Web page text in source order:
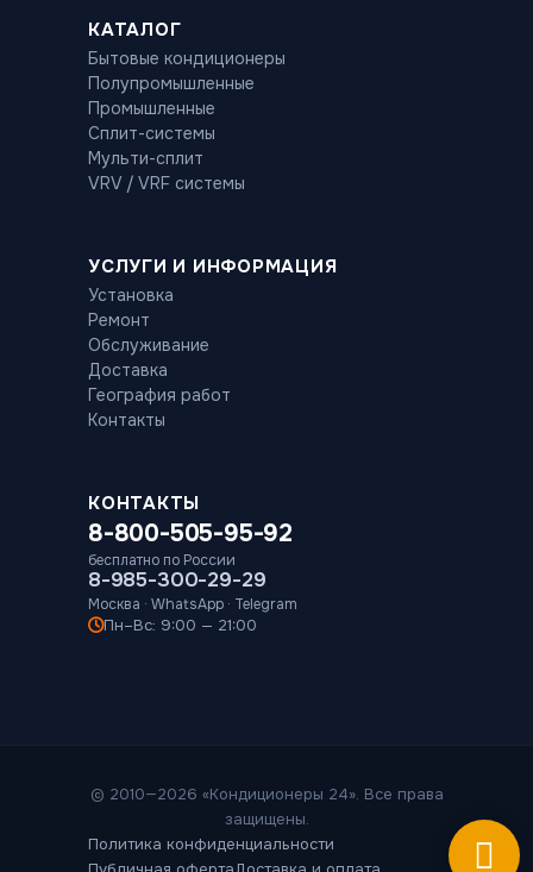
КАТАЛОГ
Бытовые кондиционеры
Полупромышленные
Промышленные
Сплит-системы
Мульти-сплит
VRV / VRF системы
УСЛУГИ И ИНФОРМАЦИЯ
Установка
Ремонт
Обслуживание
Доставка
География работ
Контакты
КОНТАКТЫ
8-800-505-95-92
бесплатно по России
8-985-300-29-29
Москва · WhatsApp · Telegram
Пн–Вс: 9:00 — 21:00
© 2010—2026 «Кондиционеры 24». Все права
защищены.
Политика конфиденциальности